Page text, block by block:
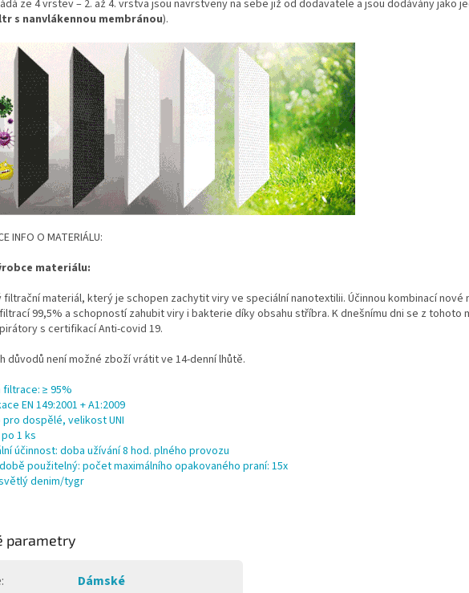
ze 4 vrstev – 2. až 4. vrstva jsou navrstveny na sebe již od dodavatele a jsou dodávány jako
s nanvlákennou membránou).
INFO O MATERIÁLU:
materiálu:
materiál, který je schopen zachytit viry ve speciální nanotextilii. Účinnou kombinací nové
99,5% a schopností zahubit viry i bakterie díky obsahu stříbra. K dnešnímu dni se z tohoto
s certifikací Anti-covid 19.
důvodů není možné zboží vrátit ve 14-denní lhůtě.
filtrace: ≥ 95%
EN 149:2001 + A1:2009
pro dospělé, velikost UNI
1 ks
účinnost: doba užívání 8 hod. plného provozu
použitelný: počet maximálního opakovaného praní: 15x
denim/tygr
parametry
:
Dámské